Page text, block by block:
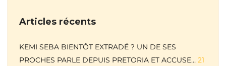
Articles récents
KEMI SEBA BIENTÔT EXTRADÉ ? UN DE SES
PROCHES PARLE DEPUIS PRETORIA ET ACCUSE… 21